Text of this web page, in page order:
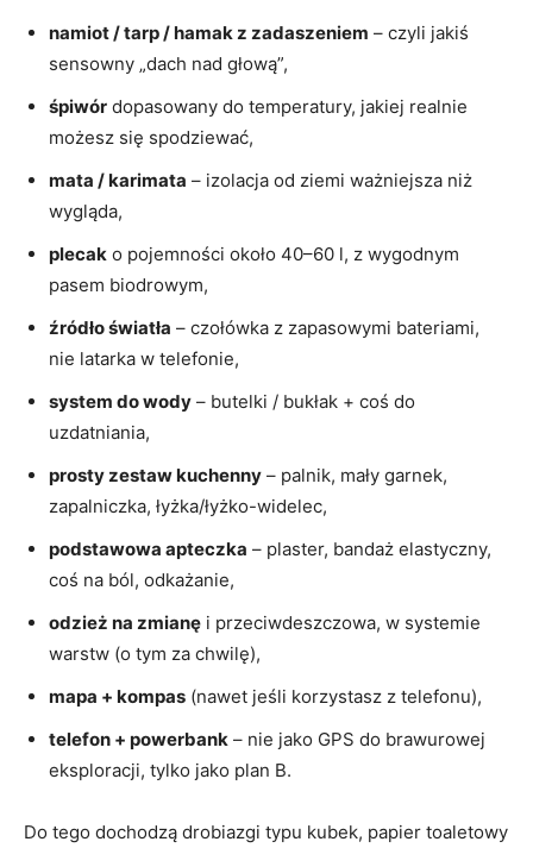
namiot / tarp / hamak z zadaszeniem – czyli jakiś
sensowny „dach nad głową”,
śpiwór dopasowany do temperatury, jakiej realnie
możesz się spodziewać,
mata / karimata – izolacja od ziemi ważniejsza niż
wygląda,
plecak o pojemności około 40–60 l, z wygodnym
pasem biodrowym,
źródło światła – czołówka z zapasowymi bateriami,
nie latarka w telefonie,
system do wody – butelki / bukłak + coś do
uzdatniania,
prosty zestaw kuchenny – palnik, mały garnek,
zapalniczka, łyżka/łyżko-widelec,
podstawowa apteczka – plaster, bandaż elastyczny,
coś na ból, odkażanie,
odzież na zmianę i przeciwdeszczowa, w systemie
warstw (o tym za chwilę),
mapa + kompas (nawet jeśli korzystasz z telefonu),
telefon + powerbank – nie jako GPS do brawurowej
eksploracji, tylko jako plan B.
Do tego dochodzą drobiazgi typu kubek, papier toaletowy